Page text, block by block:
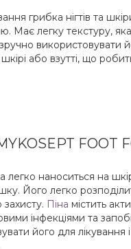
грибка нігтів та
Має легку текстуру,
використовувати
або взутті, що
FOOT
наноситься на
Його легко
Піна містить
інфекціями та
його для лікування і